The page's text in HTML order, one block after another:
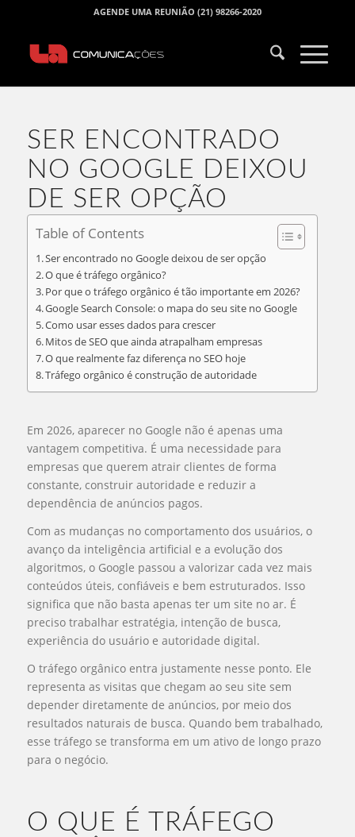
AGENDE UMA REUNIÃO (21) 98266-2020
SER ENCONTRADO
NO GOOGLE DEIXOU
DE SER OPÇÃO
Table of Contents
Ser encontrado no Google deixou de ser opção
O que é tráfego orgânico?
Por que o tráfego orgânico é tão importante em 2026?
Google Search Console: o mapa do seu site no Google
Como usar esses dados para crescer
Mitos de SEO que ainda atrapalham empresas
O que realmente faz diferença no SEO hoje
Tráfego orgânico é construção de autoridade
Em 2026, aparecer no Google não é apenas uma
vantagem competitiva. É uma necessidade para
empresas que querem atrair clientes de forma
constante, construir autoridade e reduzir a
dependência de anúncios pagos.
Com as mudanças no comportamento dos usuários, o
avanço da inteligência artificial e a evolução dos
algoritmos, o Google passou a valorizar cada vez mais
conteúdos úteis, confiáveis e bem estruturados. Isso
significa que não basta apenas ter um site no ar. É
preciso trabalhar estratégia, intenção de busca,
experiência do usuário e autoridade digital.
O tráfego orgânico entra justamente nesse ponto. Ele
representa as visitas que chegam ao seu site sem
depender diretamente de anúncios, por meio dos
resultados naturais de busca. Quando bem trabalhado,
esse tráfego se transforma em um ativo de longo prazo
para o negócio.
O QUE É TRÁFEGO